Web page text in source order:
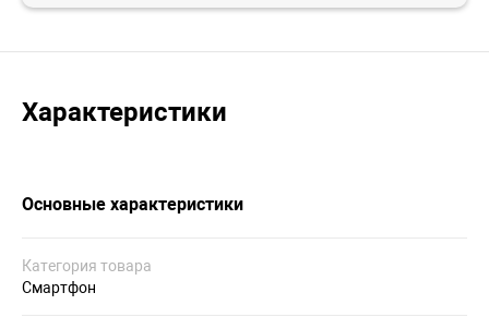
Характеристики
Основные характеристики
Категория товара
Смартфон